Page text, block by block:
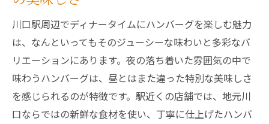
川口駅周辺でディナータイムにハンバーグを楽しむ魅力
は、なんといってもそのジューシーな味わいと多彩なバ
リエーションにあります。夜の落ち着いた雰囲気の中で
味わうハンバーグは、昼とはまた違った特別な美味しさ
を感じられるのが特徴です。駅近くの店舗では、地元川
口ならではの新鮮な食材を使い、丁寧に仕上げたハンバ